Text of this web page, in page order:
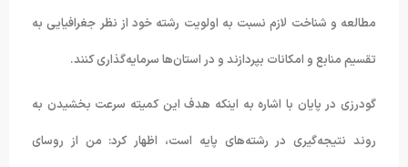
مطالعه و شناخت لازم نسبت به اولویت رشته خود از نظر جغرافیایی به
تقسیم منابع و امکانات بپردازند و در استان‌ها سرمایه‌گذاری کنند.
گودرزی در پایان با اشاره به اینکه هدف این کمیته سرعت بخشیدن به
روند نتیجه‌گیری در رشته‌های پایه است، اظهار کرد: من از روسای